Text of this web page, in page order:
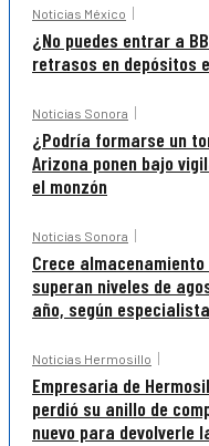
Noticias México
¿No puedes entrar a
retrasos en depósitos
Noticias Sonora
¿Podría formarse un
Arizona ponen bajo
el monzón
Noticias Sonora
Crece
superan niveles de
año, según especialista
Noticias Hermosillo
Empresaria de
perdió su anillo de
nuevo para devolverle